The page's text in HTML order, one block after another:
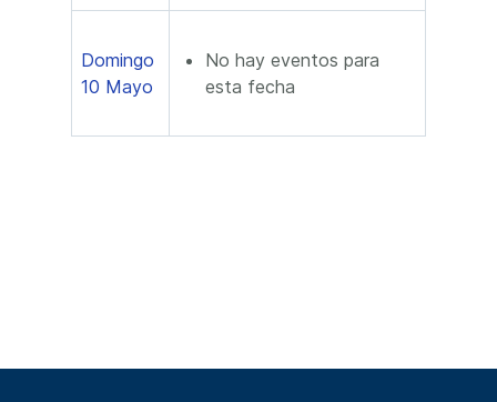
Domingo
10 Mayo
No hay eventos para
esta fecha